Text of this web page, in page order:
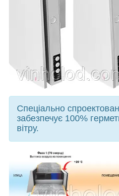
Спеціально
забезпечує 100%
вітру.